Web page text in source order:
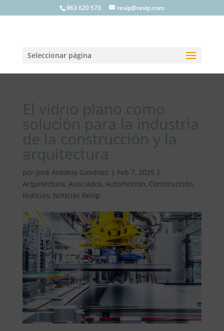
963 620 573 revip@revip.com
Seleccionar página
El vidrio plano como
solución para la industria
de la construcción y la
arquitectura
por José Antonio Giménez | Feb 7, 2025 |
Arquitectura, Asociados, Automoción, Construcción,
Noticias, Noticias Revip